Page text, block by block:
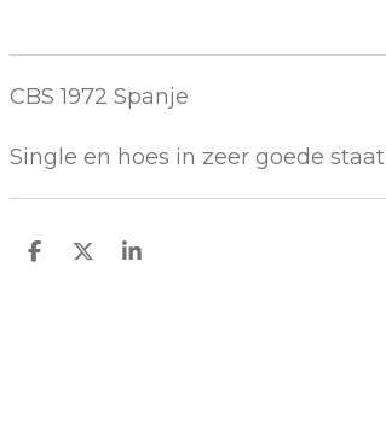
CBS 1972 Spanje
Single en hoes in zeer goede staat
D
D
S